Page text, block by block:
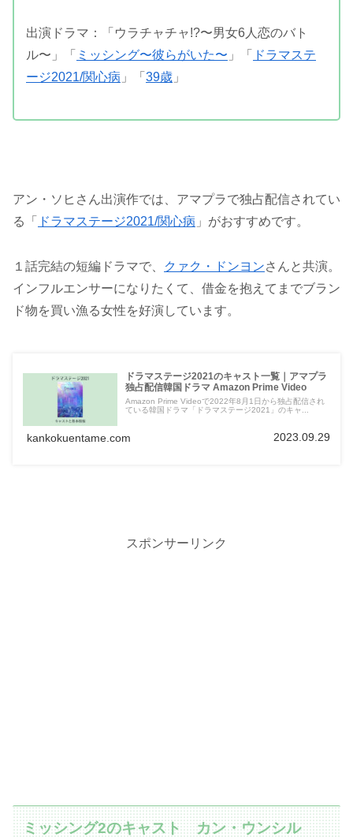
出演ドラマ：「ウラチャチャ!?〜男女6人恋のバト
ル〜」「 ミッシング〜彼らがいた〜 」「
ドラマステ
ージ2021/関心病 」「 39歳 」
アン・ソヒさん出演作では、アマプラで独占配信されてい
る「
ドラマステージ2021/関心病 」がおすすめです。
１話完結の短編ドラマで、 クァク・ドンヨンさんと共演。
インフルエンサーになりたくて、借金を抱えてまでブラン
ド物を買い漁る女性を好演しています。
ドラマステージ2021のキャスト一覧｜アマプラ
独占配信韓国ドラマ Amazon Prime Video
Amazon Prime Videoで2022年8月1日から独占配信され
ている韓国ドラマ「ドラマステージ2021」のキャ...
kankokuentame.com 2023.09.29
スポンサーリンク
ミッシング2のキャスト カン・ウンシル